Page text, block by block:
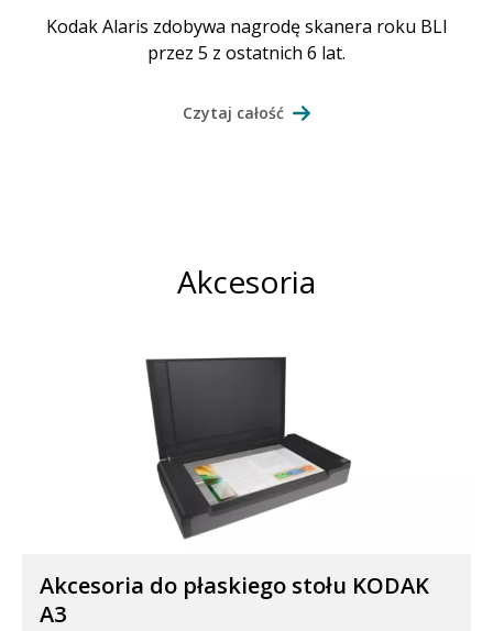
Kodak Alaris zdobywa nagrodę skanera roku BLI
przez 5 z ostatnich 6 lat.
Czytaj całość
Akcesoria
Akcesoria do płaskiego stołu KODAK
A3